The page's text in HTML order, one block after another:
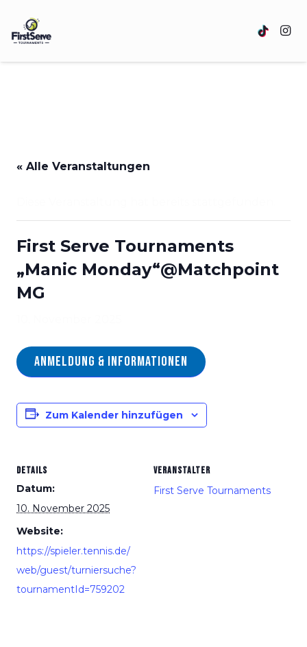
« Alle Veranstaltungen
First Serve Tournaments
„Manic Monday“@Matchpoint
MG
Anmeldung & Informationen
Zum Kalender hinzufügen
DETAILS
Datum:
10. November 2025
Website:
https://spieler.tennis.de/
web/guest/turniersuche?
tournamentId=759202
VERANSTALTER
First Serve Tournaments